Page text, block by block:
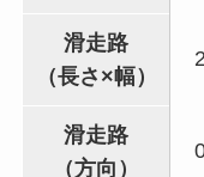
滑走路
（長さ×幅）
滑走路
（方向）